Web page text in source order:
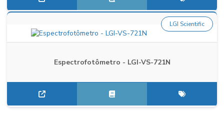
Espectrofotômetro - LGI-VS-721N
LGI Scientific